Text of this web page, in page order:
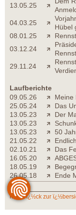
13.05.25
04.03.25
Hübel
08.01.25
03.12.24
29.11.24
Laufberichte
09.05.26
Meine
25.05.24
Das
13.05.23
Der
13.05.23
13.05.23
50
21.05.22
02.10.21
Das
16.05.20
18.05.19
26.05.18
Ende
zurï¿½ck zur